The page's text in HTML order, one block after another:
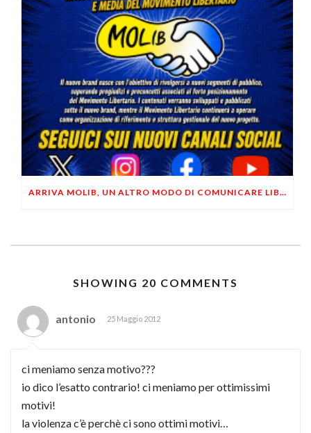
ARRIVA MOLIB, UN ALTRO MODO DI COMUNICARE LIBERTARIO
SHOWING 20 COMMENTS
antonio 25 Maggio 2012
ci meniamo senza motivo???
io dico l’esatto contrario! ci meniamo per ottimissimi
motivi!
la violenza c’è perchè ci sono ottimi motivi…